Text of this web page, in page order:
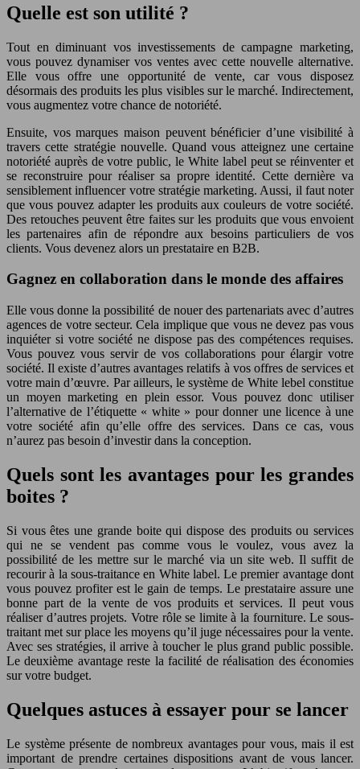
Quelle est son utilité ?
Tout en diminuant vos investissements de campagne marketing,
vous pouvez dynamiser vos ventes avec cette nouvelle alternative.
Elle vous offre une opportunité de vente, car vous disposez
désormais des produits les plus visibles sur le marché. Indirectement,
vous augmentez votre chance de notoriété.
Ensuite, vos marques maison peuvent bénéficier d’une visibilité à
travers cette stratégie nouvelle. Quand vous atteignez une certaine
notoriété auprès de votre public, le White label peut se réinventer et
se reconstruire pour réaliser sa propre identité. Cette dernière va
sensiblement influencer votre stratégie marketing. Aussi, il faut noter
que vous pouvez adapter les produits aux couleurs de votre société.
Des retouches peuvent être faites sur les produits que vous envoient
les partenaires afin de répondre aux besoins particuliers de vos
clients. Vous devenez alors un prestataire en B2B.
Gagnez en collaboration dans le monde des affaires
Elle vous donne la possibilité de nouer des partenariats avec d’autres
agences de votre secteur. Cela implique que vous ne devez pas vous
inquiéter si votre société ne dispose pas des compétences requises.
Vous pouvez vous servir de vos collaborations pour élargir votre
société. Il existe d’autres avantages relatifs à vos offres de services et
votre main d’œuvre. Par ailleurs, le système de White lebel constitue
un moyen marketing en plein essor. Vous pouvez donc utiliser
l’alternative de l’étiquette « white » pour donner une licence à une
votre société afin qu’elle offre des services. Dans ce cas, vous
n’aurez pas besoin d’investir dans la conception.
Quels sont les avantages pour les grandes
boites ?
Si vous êtes une grande boite qui dispose des produits ou services
qui ne se vendent pas comme vous le voulez, vous avez la
possibilité de les mettre sur le marché via un site web. Il suffit de
recourir à la sous-traitance en White label. Le premier avantage dont
vous pouvez profiter est le gain de temps. Le prestataire assure une
bonne part de la vente de vos produits et services. Il peut vous
réaliser d’autres projets. Votre rôle se limite à la fourniture. Le sous-
traitant met sur place les moyens qu’il juge nécessaires pour la vente.
Avec ses stratégies, il arrive à toucher le plus grand public possible.
Le deuxième avantage reste la facilité de réalisation des économies
sur votre budget.
Quelques astuces à essayer pour se lancer
Le système présente de nombreux avantages pour vous, mais il est
important de prendre certaines dispositions avant de vous lancer.